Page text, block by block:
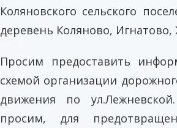
Коляновского сельского
деревень Коляново,
Просим предоставить
схемой организации
движения по
просим, для